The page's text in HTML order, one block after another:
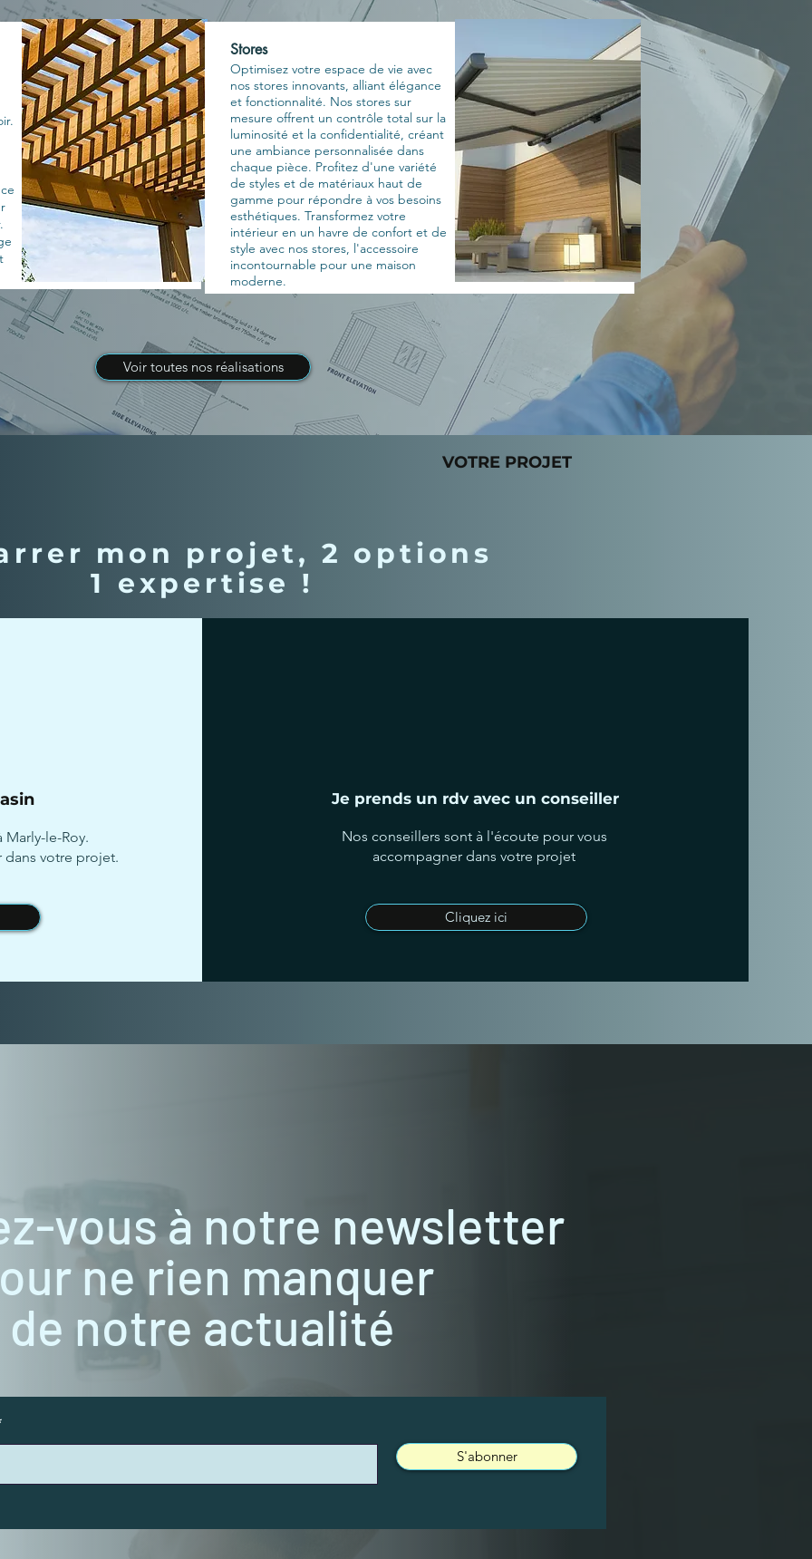
Stores
Optimisez votre espace de vie avec
nos stores innovants, alliant élégance
et fonctionnalité. Nos stores sur
mesure offrent un contrôle total sur la
luminosité et la confidentialité, créant
une ambiance personnalisée dans
chaque pièce. Profitez d'une variété
de styles et de matériaux haut de
gamme pour répondre à vos besoins
esthétiques. Transformez votre
intérieur en un havre de confort et de
style avec nos stores, l'accessoire
incontournable pour une maison
moderne.
Voir toutes nos réalisations
VOTRE PROJET
mon projet, 2 options
1 expertise !
le-Roy.
dans votre projet.
Je prends un rdv avec un conseiller
Nos conseillers sont à l'écoute pour vous
accompagner dans votre projet
Cliquez ici
vous à notre newsletter
ne rien manquer
de notre actualité
S'abonner